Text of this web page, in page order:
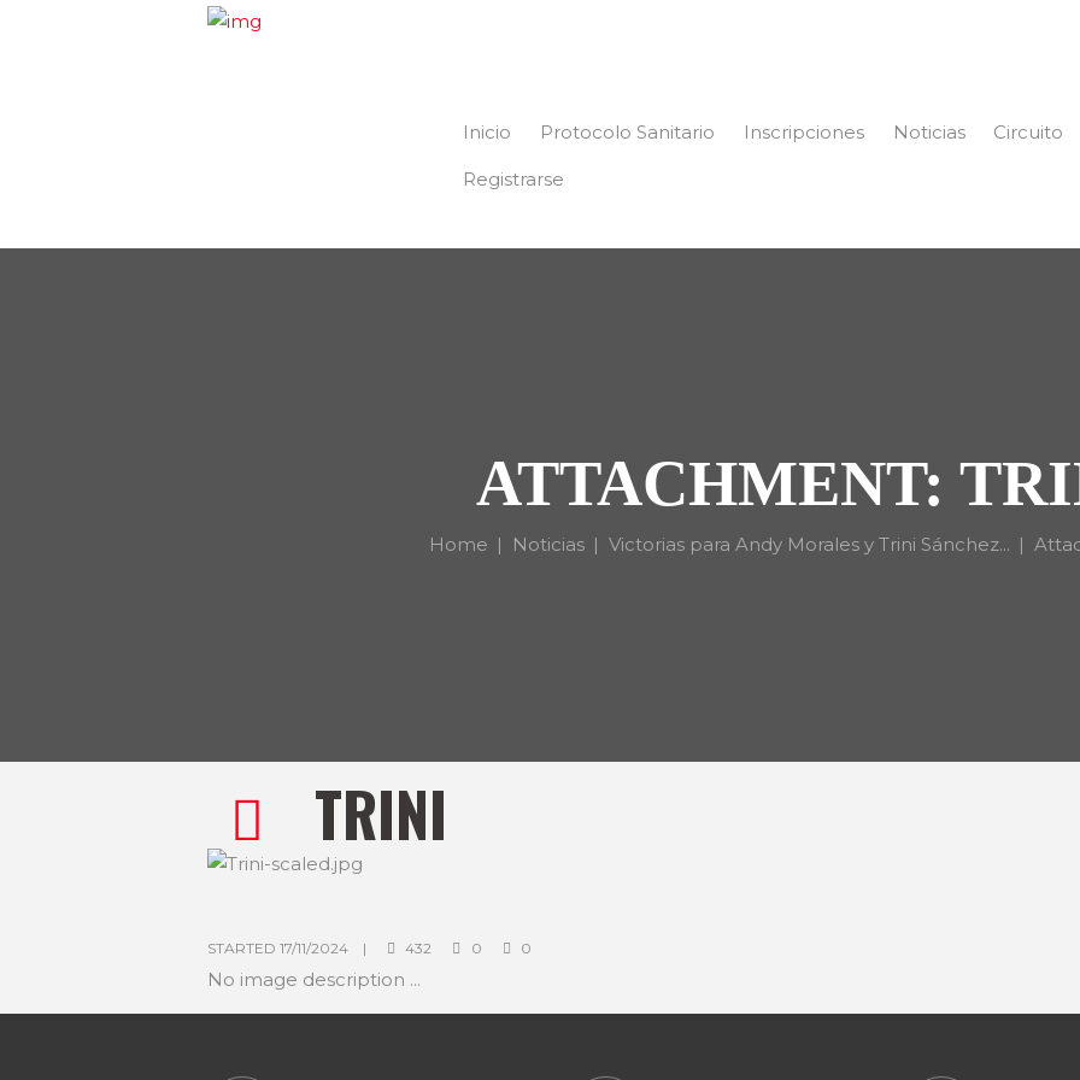
Inicio Protocolo Sanitario Inscripciones Noticias Circuito
Registrarse
ATTACHMENT:
Home Noticias Victorias para Andy Morales y Trini Sánchez...
TRINI
STARTED 17/11/2024 432 0 0
No image description ...